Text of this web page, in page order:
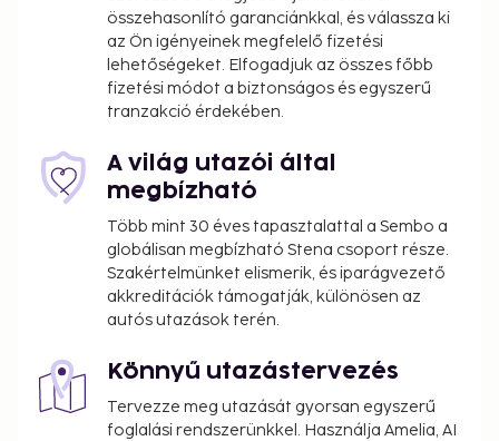
area and barbecue grills.
You'll be asked to pay the following charges at the
property. Fees may include applicable taxes:
You may be required to pay the following
Tax (VAT) at 21%. A VAT exemption is available to
travelers who present a foreign passport or
foreign ID along with an immigration entry
receipt issued by Argentina's National
Directorate of Migration, and who pay with a
non-Argentinian card or via a bank transfer
from outside Argentina. This exemption applies
only to accommodation, including bookings
where breakfast is included.
We have included all charges provided to us by the
összehasonlító garanciánkkal, és válassza ki
az Ön igényeinek megfelelő fizetési
lehetőségeket. Elfogadjuk az összes főbb
fizetési módot a biztonságos és egyszerű
tranzakció érdekében.
A világ utazói által
megbízható
Több mint 30 éves tapasztalattal a Sembo a
globálisan megbízható Stena csoport része.
Szakértelmünket elismerik, és iparágvezető
akkreditációk támogatják, különösen az
autós utazások terén.
Könnyű utazástervezés
Tervezze meg utazását gyorsan egyszerű
foglalási rendszerünkkel. Használja Amelia, AI